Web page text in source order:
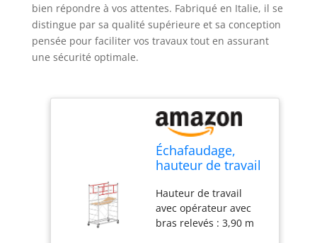
bien répondre à vos attentes. Fabriqué en Italie, il se
distingue par sa qualité supérieure et sa conception
pensée pour faciliter vos travaux tout en assurant
une sécurité optimale.
Échafaudage,
hauteur de travail
série M4 LUX,
BASE AMOVIBLE -
fabriqué en Italie,
I SCEDIL
Hauteur de travail
avec opérateur avec
bras relevés : 3,90 m